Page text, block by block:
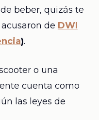
beber, quizás te
de DWI
).
o una
cuenta como
las leyes de